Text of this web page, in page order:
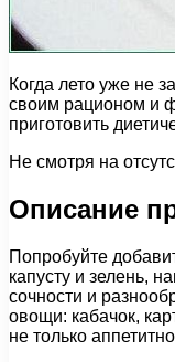
Когда лето уже не
своим рационом и
приготовить
Не смотря на
Описание
Попробуйте
капусту и зелень,
сочности и
овощи: кабачок,
не только